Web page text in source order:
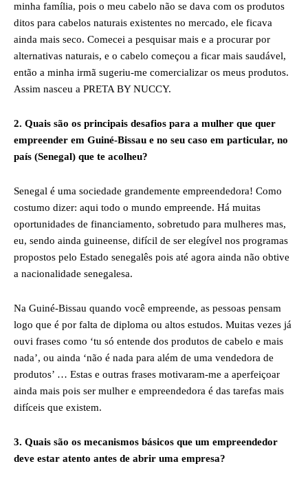
minha família, pois o meu cabelo não se dava com os produtos
ditos para cabelos naturais existentes no mercado, ele ficava
ainda mais seco. Comecei a pesquisar mais e a procurar por
alternativas naturais, e o cabelo começou a ficar mais saudável,
então a minha irmã sugeriu-me comercializar os meus produtos.
Assim nasceu a PRETA BY NUCCY.
2. Quais são os principais desafios para a mulher que quer
empreender em Guiné-Bissau e no seu caso em particular, no
país (Senegal) que te acolheu?
Senegal é uma sociedade grandemente empreendedora! Como
costumo dizer: aqui todo o mundo empreende. Há muitas
oportunidades de financiamento, sobretudo para mulheres mas,
eu, sendo ainda guineense, difícil de ser elegível nos programas
propostos pelo Estado senegalês pois até agora ainda não obtive
a nacionalidade senegalesa.
Na Guiné-Bissau quando você empreende, as pessoas pensam
logo que é por falta de diploma ou altos estudos. Muitas vezes já
ouvi frases como ‘tu só entende dos produtos de cabelo e mais
nada’, ou ainda ‘não é nada para além de uma vendedora de
produtos’ … Estas e outras frases motivaram-me a aperfeiçoar
ainda mais pois ser mulher e empreendedora é das tarefas mais
difíceis que existem.
3. Quais são os mecanismos básicos que um empreendedor
deve estar atento antes de abrir uma empresa?